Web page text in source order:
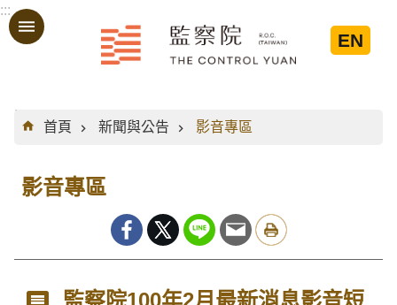
跳到主要內容區塊
:::
EN
:::
首頁
新聞與公告 影音專區
影音專區
監察院100年2月最新消息影音短